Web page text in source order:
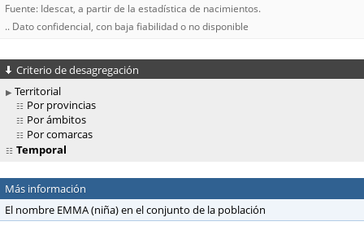
Fuente: Idescat, a partir de la estadística de nacimientos.
.. Dato confidencial, con baja fiabilidad o no disponible
Criterio de desagregación
Territorial
Por provincias
Por ámbitos
Por comarcas
Temporal
Más información
El nombre EMMA (niña) en el conjunto de la población